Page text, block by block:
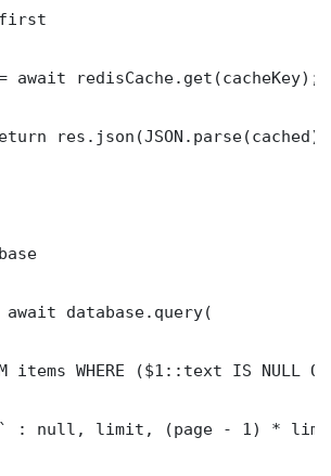
first
await redisCache.get(cacheKey);
database.query(
items WHERE ($1::text IS NULL
: null, limit, (page - 1) *